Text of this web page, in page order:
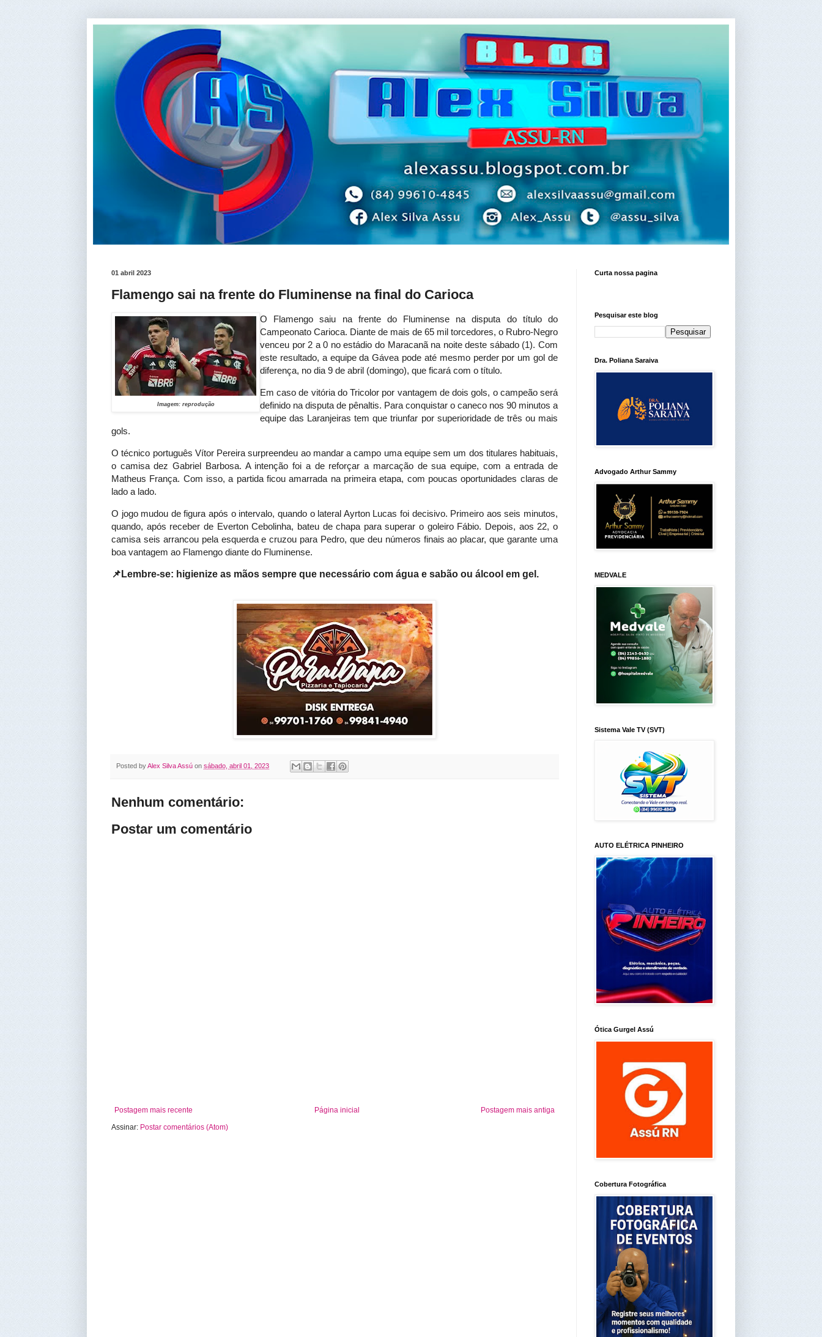
01 abril 2023
Flamengo sai na frente do Fluminense na final do Carioca
Imagem: reprodução
O Flamengo saiu na frente do Fluminense na disputa do título do
Campeonato Carioca. Diante de mais de 65 mil torcedores, o Rubro-Negro
venceu por 2 a 0 no estádio do Maracanã na noite deste sábado (1). Com
este resultado, a equipe da Gávea pode até mesmo perder por um gol de
diferença, no dia 9 de abril (domingo), que ficará com o título.
Em caso de vitória do Tricolor por vantagem de dois gols, o campeão será
definido na disputa de pênaltis. Para conquistar o caneco nos 90 minutos a
equipe das Laranjeiras tem que triunfar por superioridade de três ou mais
gols.
O técnico português Vítor Pereira surpreendeu ao mandar a campo uma equipe sem um dos titulares habituais,
o camisa dez Gabriel Barbosa. A intenção foi a de reforçar a marcação de sua equipe, com a entrada de
Matheus França. Com isso, a partida ficou amarrada na primeira etapa, com poucas oportunidades claras de
lado a lado.
O jogo mudou de figura após o intervalo, quando o lateral Ayrton Lucas foi decisivo. Primeiro aos seis minutos,
quando, após receber de Everton Cebolinha, bateu de chapa para superar o goleiro Fábio. Depois, aos 22, o
camisa seis arrancou pela esquerda e cruzou para Pedro, que deu números finais ao placar, que garante uma
boa vantagem ao Flamengo diante do Fluminense.
📌Lembre-se: higienize as mãos sempre que necessário com água e sabão ou álcool em gel .
Posted byAlex Silva Assú on sábado, abril 01, 2023
Nenhum comentário:
Postar um comentário
Postagem mais recente Postagem mais antiga
Página inicial
Assinar: Postar comentários (Atom)
Curta nossa pagina
Pesquisar este blog
Dra. Poliana Saraiva
Advogado Arthur Sammy
MEDVALE
Sistema Vale TV (SVT)
AUTO ELÉTRICA PINHEIRO
Ótica Gurgel Assú
Cobertura Fotográfica